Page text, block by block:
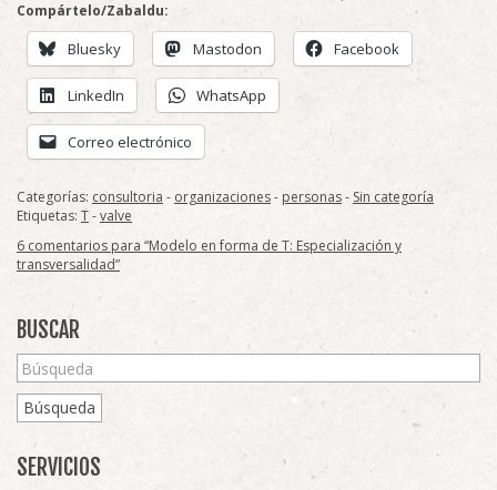
Compártelo/Zabaldu:
Bluesky Mastodon Facebook
LinkedIn WhatsApp
Correo electrónico
Categorías: consultoria - organizaciones- personas- Sin categoría
Etiquetas: T-valve
6 comentarios para “Modelo en forma de T: Especialización y
transversalidad”
BUSCAR
Búsqueda
SERVICIOS